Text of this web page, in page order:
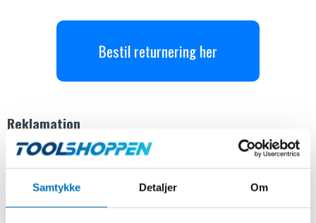
Samtykke Detaljer Om
Bestil returnering her
Reklamation
Hvis du ønsker at gøre brug af din reklamationsret, beder vi dig
om at kontakte os hurtigst muligt, efter fejlen er sket på
salg@toolshoppen.dk
. For at kunne hjælpe dig bedst muligt, er
det vigtigt, at du oplyser dit ordrenummer og beskriver skaden
så detaljeret som muligt, inklusive varenummer. Vi beder også